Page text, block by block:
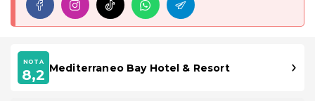
NOTA
8,2 Mediterraneo Bay Hotel & Resort